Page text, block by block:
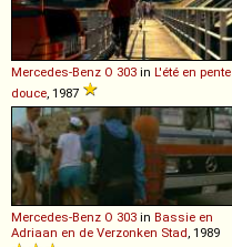
Mercedes-Benz O 303 in L'été en pente
douce , 1987
Mercedes-Benz O 303 in Bassie en
Adriaan en de Verzonken Stad , 1989